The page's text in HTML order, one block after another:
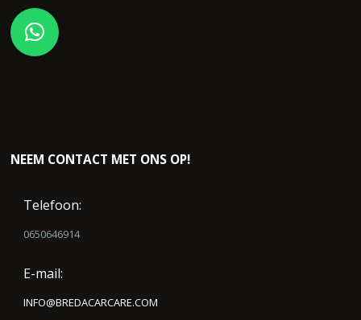
NEEM CONTACT MET ONS OP!
Telefoon:
0650646914
E-mail:
INFO@BREDACARCARE.COM